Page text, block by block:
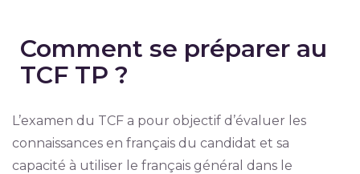
Comment se préparer au
TCF TP ?
L’examen du TCF a pour objectif d’évaluer les
connaissances en français du candidat et sa
capacité à utiliser le français général dans le